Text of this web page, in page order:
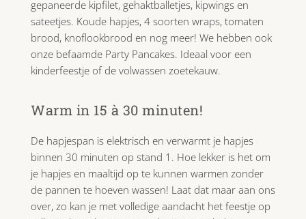
gepaneerde kipfilet, gehaktballetjes, kipwings en
sateetjes. Koude hapjes, 4 soorten wraps, tomaten
brood, knoflookbrood en nog meer! We hebben ook
onze befaamde Party Pancakes. Ideaal voor een
kinderfeestje of de volwassen zoetekauw.
Warm in 15 à 30 minuten!
De hapjespan is elektrisch en verwarmt je hapjes
binnen 30 minuten op stand 1. Hoe lekker is het om
je hapjes en maaltijd op te kunnen warmen zonder
de pannen te hoeven wassen! Laat dat maar aan ons
over, zo kan je met volledige aandacht het feestje op